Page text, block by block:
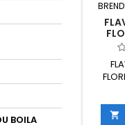
BOILA
BREND:
